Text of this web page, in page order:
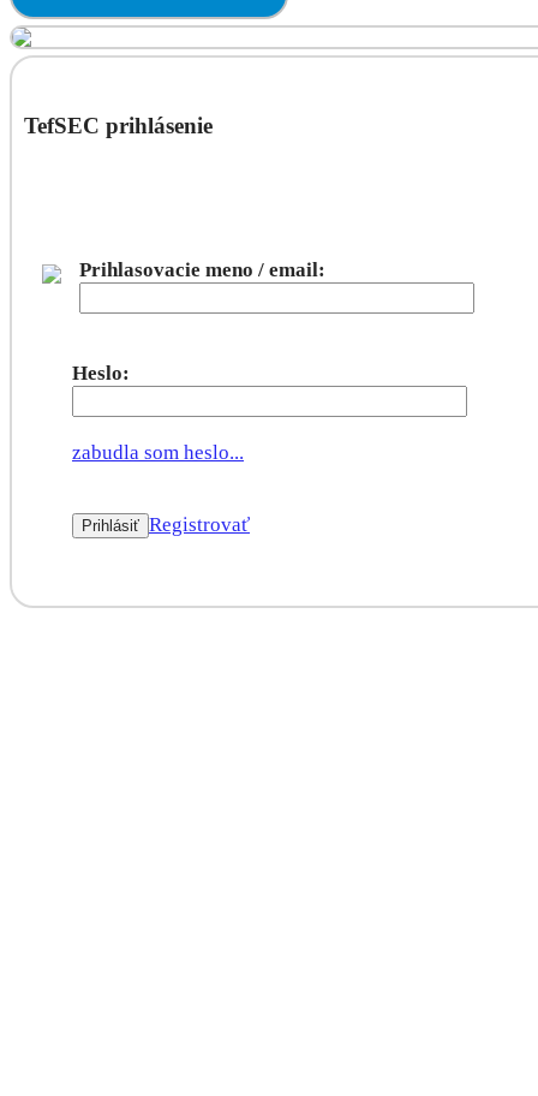
TefSEC prihlásenie
Prihlasovacie meno / email:
Heslo:
zabudla som heslo...
Registrovať